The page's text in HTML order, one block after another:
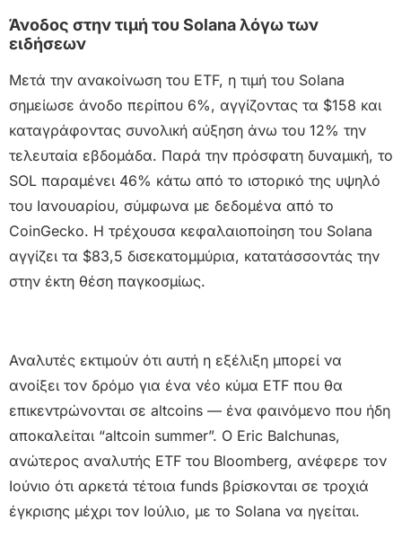
Άνοδος στην τιμή του Solana λόγω των
ειδήσεων
Μετά την ανακοίνωση του ETF, η τιμή του Solana
σημείωσε άνοδο περίπου 6%, αγγίζοντας τα $158 και
καταγράφοντας συνολική αύξηση άνω του 12% την
τελευταία εβδομάδα. Παρά την πρόσφατη δυναμική, το
SOL παραμένει 46% κάτω από το ιστορικό της υψηλό
του Ιανουαρίου, σύμφωνα με δεδομένα από το
CoinGecko. Η τρέχουσα κεφαλαιοποίηση του Solana
αγγίζει τα $83,5 δισεκατομμύρια, κατατάσσοντάς την
στην έκτη θέση παγκοσμίως.
Αναλυτές εκτιμούν ότι αυτή η εξέλιξη μπορεί να
ανοίξει τον δρόμο για ένα νέο κύμα ETF που θα
επικεντρώνονται σε altcoins — ένα φαινόμενο που ήδη
αποκαλείται “altcoin summer”. Ο Eric Balchunas,
ανώτερος αναλυτής ETF του Bloomberg, ανέφερε τον
Ιούνιο ότι αρκετά τέτοια funds βρίσκονται σε τροχιά
έγκρισης μέχρι τον Ιούλιο, με το Solana να ηγείται.